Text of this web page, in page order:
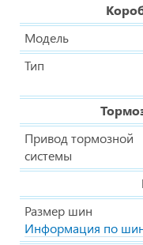
Модель
Тип
Привод тормозной
системы
Размер шин
Информация по